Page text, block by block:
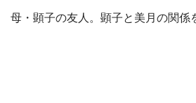
母・顕子の友人。顕子と美月の関係